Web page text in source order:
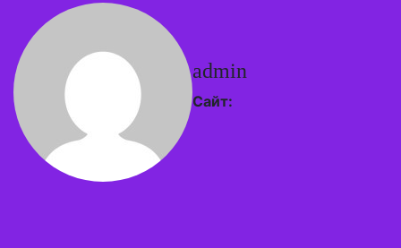
admin
Сайт: